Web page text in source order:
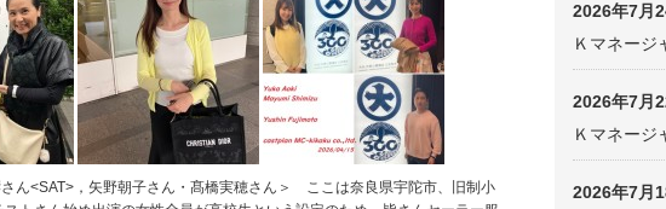
ん<SAT>，矢野朝子さん・髙橋実穂さん＞ ここは奈良県宇陀市、旧制小
2026年7月
Ｋマネー
2026年7月
Ｋマネー
2026年7月